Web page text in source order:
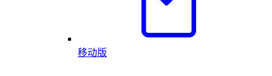
移动版